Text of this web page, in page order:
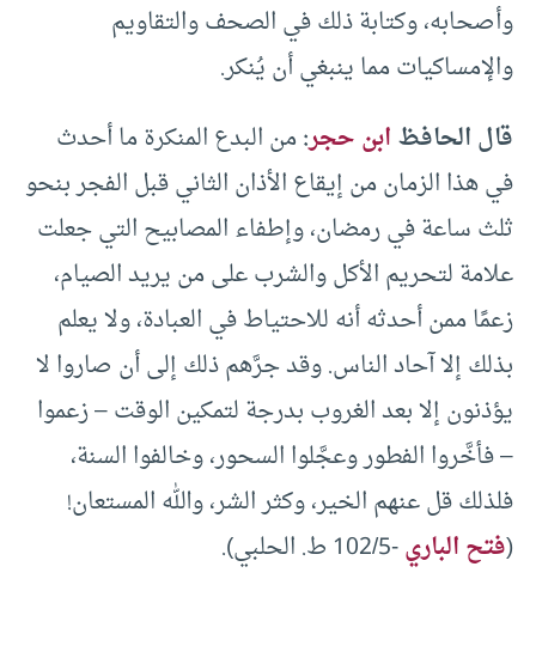
وأصحابه، وكتابة ذلك في الصحف والتقاويم
والإمساكيات مما ينبغي أن يُنكر.
قال الحافظابن حجر:من البدع المنكرة ما أحدث
في هذا الزمان من إيقاع الأذان الثاني قبل الفجر بنحو
ثلث ساعة في رمضان، وإطفاء المصابيح التي جعلت
علامة لتحريم الأكل والشرب على من يريد الصيام،
زعمًا ممن أحدثه أنه للاحتياط في العبادة، ولا يعلم
بذلك إلا آحاد الناس. وقد جرَّهم ذلك إلى أن صاروا لا
يؤذنون إلا بعد الغروب بدرجة لتمكين الوقت – زعموا
– فأخَّروا الفطور وعجَّلوا السحور، وخالفوا السنة،
فلذلك قل عنهم الخير، وكثر الشر، والله المستعان!
(فتح الباري-102/5 ط. الحلبي).